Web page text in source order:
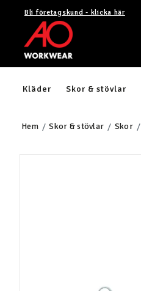
Bli företagskund - klicka här
Kläder Skor & stövlar
Hem Skor & stövlar Skor